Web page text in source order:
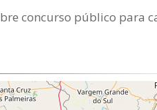
concurso público para